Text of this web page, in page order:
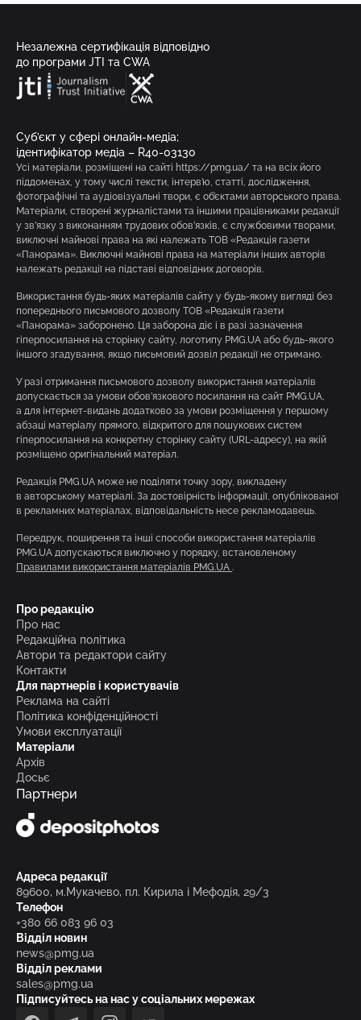
Незалежна сертифікація відповідно
до програми JTI та CWA
Суб’єкт у сфері онлайн-медіа;
ідентифікатор медіа – R40-03130
Усі матеріали, розміщені на сайті https://pmg.ua/ та на всіх його
піддоменах, у тому числі тексти, інтерв’ю, статті, дослідження,
фотографічні та аудіовізуальні твори, є об’єктами авторського права.
Матеріали, створені журналістами та іншими працівниками редакції
у зв’язку з виконанням трудових обов’язків, є службовими творами,
виключні майнові права на які належать ТОВ «Редакція газети
«Панорама». Виключні майнові права на матеріали інших авторів
належать редакції на підставі відповідних договорів.
Використання будь-яких матеріалів сайту у будь-якому вигляді без
попереднього письмового дозволу ТОВ «Редакція газети
«Панорама» заборонено. Ця заборона діє і в разі зазначення
гіперпосилання на сторінку сайту, логотипу PMG.UA або будь-якого
іншого згадування, якщо письмовий дозвіл редакції не отримано.
У разі отримання письмового дозволу використання матеріалів
допускається за умови обов’язкового посилання на сайт PMG.UA,
а для інтернет-видань додатково за умови розміщення у першому
абзаці матеріалу прямого, відкритого для пошукових систем
гіперпосилання на конкретну сторінку сайту (URL-адресу), на якій
розміщено оригінальний матеріал.
Редакція PMG.UA може не поділяти точку зору, викладену
в авторському матеріалі. За достовірність інформації, опублікованої
в рекламних матеріалах, відповідальність несе рекламодавець.
Передрук, поширення та інші способи використання матеріалів
PMG.UA допускаються виключно у порядку, встановленому
Правилами використання матеріалів PMG.UA .
Про редакцію
Про нас
Редакційна політика
Автори та редактори сайту
Контакти
Для партнерів і користувачів
Реклама на сайті
Політика конфіденційності
Умови експлуатації
Матеріали
Архів
Досьє
Партнери
Адреса редакції
89600, м.Мукачево, пл. Кирила і Мефодія, 29/3
Телефон
+380 66 083 96 03
Відділ новин
news@pmg.ua
Відділ реклами
sales@pmg.ua
Підписуйтесь на нас у соціальних мережах